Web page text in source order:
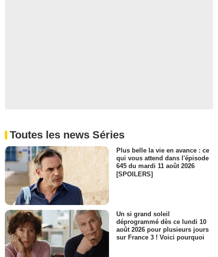
Toutes les news Séries
Plus belle la vie en avance : ce
qui vous attend dans l'épisode
645 du mardi 11 août 2026
[SPOILERS]
Un si grand soleil
déprogrammé dès ce lundi 10
août 2026 pour plusieurs jours
sur France 3 ! Voici pourquoi